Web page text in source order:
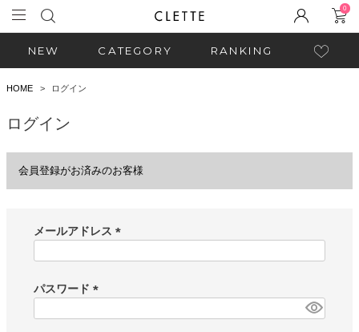
0
NEW CATEGORY RANKING
HOME ログイン
ログイン
会員登録がお済みのお客様
メールアドレス
)
パスワード